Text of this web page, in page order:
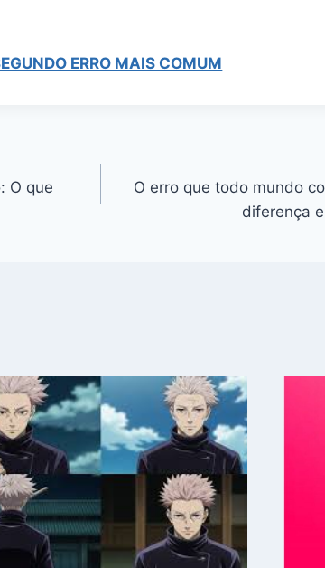
ERRO MAIS COMUM
O que
O erro que todo mundo
diferença